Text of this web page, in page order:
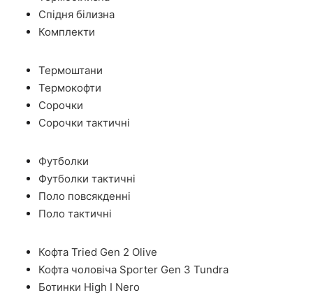
Спідня білизна
Комплекти
Термоштани
Термокофти
Сорочки
Сорочки тактичні
Футболки
Футболки тактичні
Поло повсякденні
Поло тактичні
Кофта Tried Gen 2 Olive
Кофта чоловіча Sporter Gen 3 Tundra
Ботинки High I Nero